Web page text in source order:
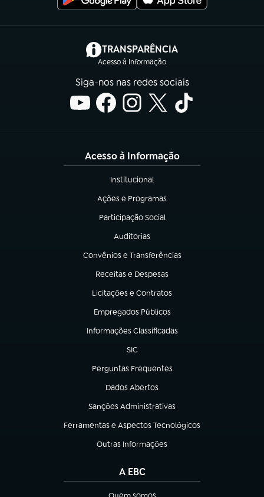
TRANSPARÊNCIA
Acesso à Informação
(abre em nova aba)
Siga-nos nas redes sociais
Acesso à Informação
Institucional
(abre em nova aba)
Ações e Programas
(abre em nova aba)
Participação Social
(abre em nova aba)
Auditorias
(abre em nova aba)
Convênios e Transferências
(abre em nova aba)
Receitas e Despesas
(abre em nova aba)
Licitações e Contratos
(abre em nova aba)
Empregados Públicos
(abre em nova aba)
Informações Classificadas
(abre em nova aba)
SIC
(abre em nova aba)
Perguntas Frequentes
(abre em nova aba)
Dados Abertos
(abre em nova aba)
Sanções Administrativas
(abre em nova aba)
Ferramentas e Aspectos Tecnológicos
(abre em nova aba)
Outras Informações
(abre em nova aba)
A EBC